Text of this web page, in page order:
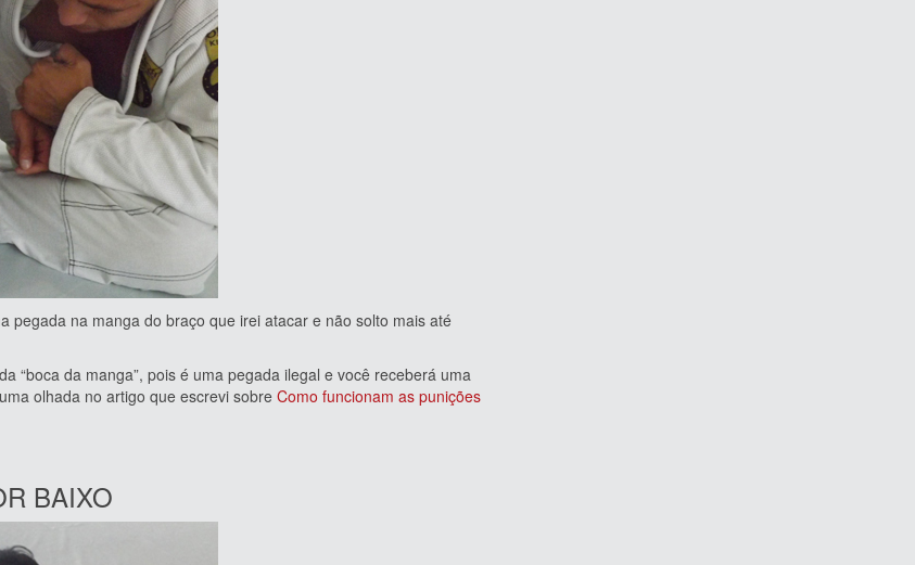
na manga do braço que irei atacar e não solto mais até
da manga”, pois é uma pegada ilegal e você receberá uma
olhada no artigo que escrevi sobreComo funcionam as punições
BAIXO